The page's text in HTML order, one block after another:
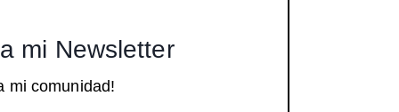
mi Newsletter
mi comunidad!